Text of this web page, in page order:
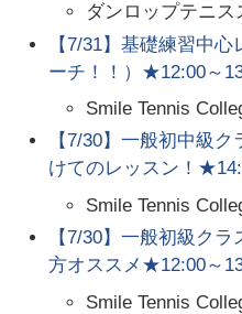
ダンロップテニ
【7/31】基礎練習中
ーチ！！）★12:00～
Smile Tennis
【7/30】一般初中級
けてのレッスン！
Smile Tennis
【7/30】一般初級ク
方オススメ★12:00～
Smile Tennis